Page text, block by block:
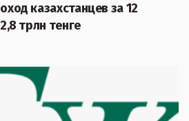
казахстанцев за 12
трлн тенге